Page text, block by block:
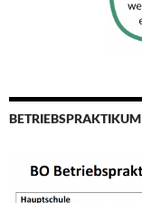
BETRIEBSPRAKTIKUM